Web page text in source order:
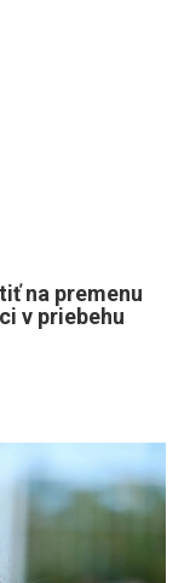
na premenu
v priebehu